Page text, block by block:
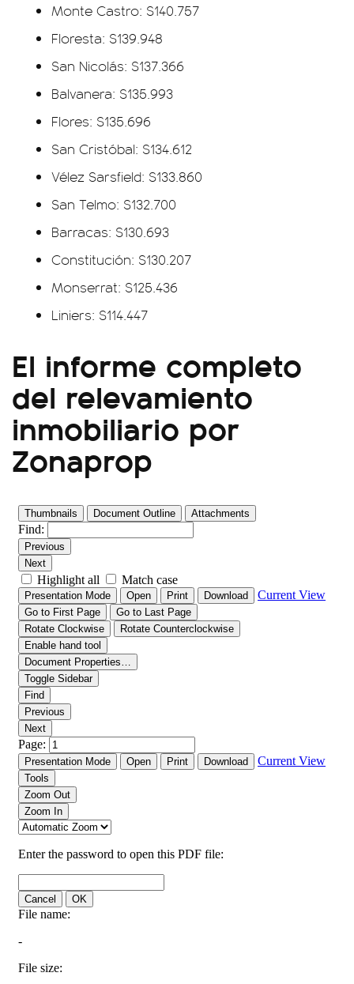
Monte Castro: $140.757
Floresta: $139.948
San Nicolás: $137.366
Balvanera: $135.993
Flores: $135.696
San Cristóbal: $134.612
Vélez Sarsfield: $133.860
San Telmo: $132.700
Barracas: $130.693
Constitución: $130.207
Monserrat: $125.436
Liniers: $114.447
El informe completo
del relevamiento
inmobiliario por
Zonaprop